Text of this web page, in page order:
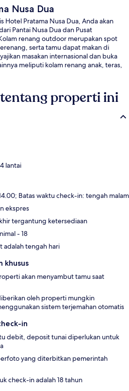
Nusa Dua
Hotel Pratama Nusa Dua, Anda akan
Pantai Nusa Dua dan Pusat
renang outdoor merupakan spot
serta tamu dapat makan di
masakan internasional dan buka
meliputi kolam renang anak, teras,
properti ini
lantai
Batas waktu check-in: tengah malam
ekspres
tergantung ketersediaan
- 18
adalah tengah hari
khusus
akan menyambut tamu saat
oleh properti mungkin
sistem terjemahan otomatis
in
debit, deposit tunai diperlukan untuk
yang diterbitkan pemerintah
check-in adalah 18 tahun